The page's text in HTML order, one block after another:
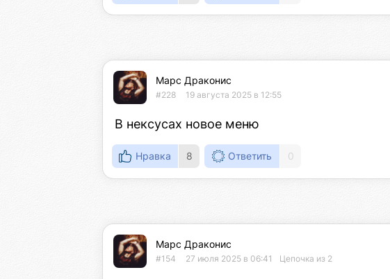
Марс Драконис
#228 19 августа 2025 в 12:55
В нексусах новое меню
Нравка 8 Ответить 0
Марс Драконис
#154 27 июля 2025 в 06:41 Цепочка из 2